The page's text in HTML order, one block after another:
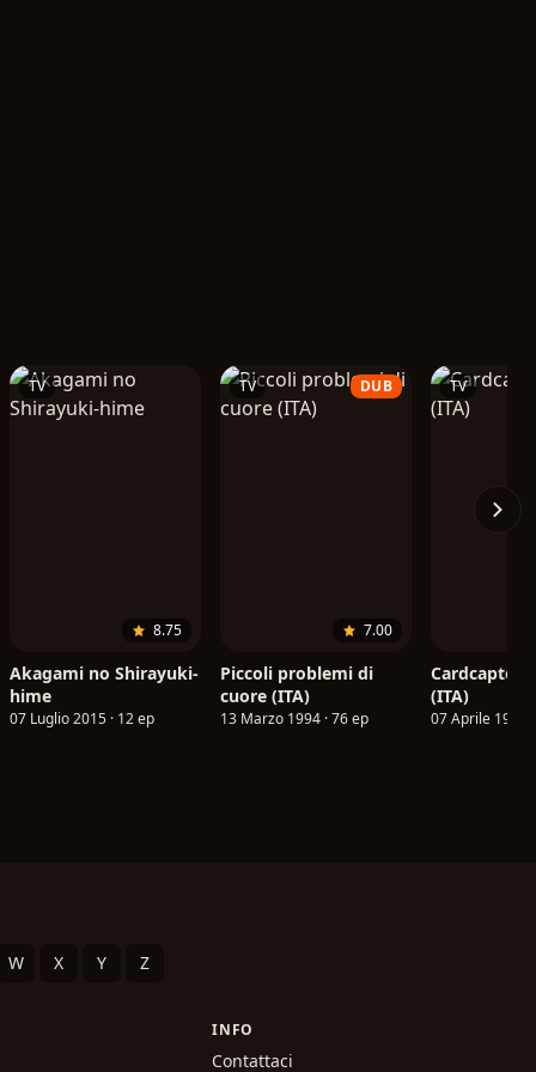
TV
8.75
Akagami no Shirayuki-
hime
07 Luglio 2015 · 12 ep
TV DUB
7.00
Piccoli problemi di
cuore (ITA)
13 Marzo 1994 · 76 ep
TV
Cardcaptor
(ITA)
07 Aprile 1998
W X Y Z
INFO
Contattaci